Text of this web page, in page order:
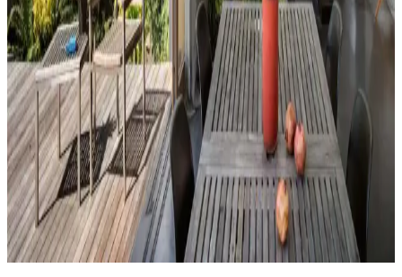
Hermes Dekor Ürünleri İncelemesi: Ella'dan
Alışveriş ve Ürün Kalitesi Değerlendirmesi
Ella satıcısından alınan Hermes dekor ürünleri, yüksek deri kalitesi
ve detaylı işçiliğiyle öne çıkıyor. Ürünlerin boyutları beklentileri
aşarken, fiyat ve orijinallik tartışmaları da dikkat çekiyor.
Veranda Dekorasyonunda Bitki Seçimi, Aydınlatma
ve Mobilya Düzenlemeleriyle Estetik İyileştirme
Yöntemleri
Veranda dekorasyonunda bitkiler, halılar, aydınlatma ve mobilyaların
uyumlu kullanımı mekânı daha davetkâr ve fonksiyonel kılar. Doğru
seçimler verandanın atmosferini ve dış görünümünü güçlendirir.